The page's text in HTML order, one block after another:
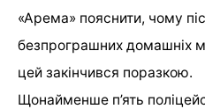
«Арема» пояснити, чому
безпрограшних домашніх
цей закінчився поразкою.
Щонайменше п’ять